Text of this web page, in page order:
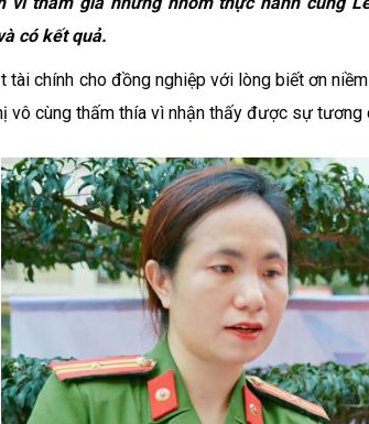
có kết quả.
tài chính cho đồng nghiệp với lòng biết ơn
vô cùng thấm thía vì nhận thấy được sự tương